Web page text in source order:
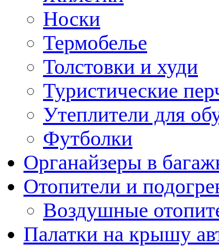
Носки
Термобелье
Толстовки и худи
Туристические
Утеплители для
Футболки
Органайзеры в
Отопители и
Воздушные
Палатки на крышу